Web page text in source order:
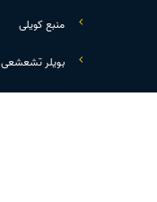
منبع کویلی
بویلر تشعشعی